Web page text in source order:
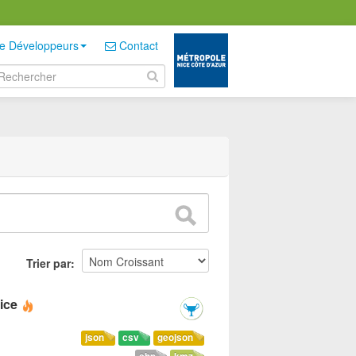
Développeurs Contact
Trier par
geojson
csv
json